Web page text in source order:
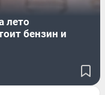
лето
бензин и